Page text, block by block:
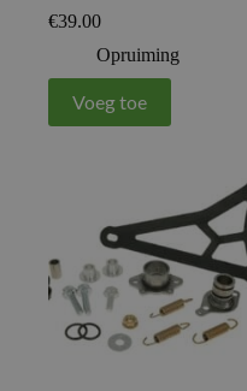
€39.00
Opruiming
Voeg toe